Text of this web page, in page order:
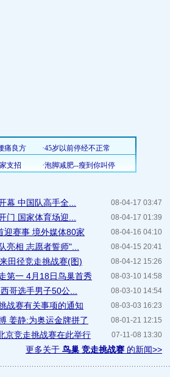
08-04-17 03:47
幕 中国队高手全...
08-04-17 01:39
门 国家体育场迎...
08-04-16 04:10
迎赛事 境外媒体80家
08-04-15 20:41
亮相 志愿者誓师"...
08-04-12 15:26
田径竞走挑战赛(图)
08-03-10 14:58
第一 4月18日鸟巢首秀
08-03-10 14:54
哥选手男子50公...
08-03-03 16:23
战赛有关事项的通知
08-01-21 12:15
姜静:为奥运金牌拼了
07-11-08 13:30
京竞走挑战赛在此举行
更多关于 鸟巢 竞走挑战赛 的新闻>>